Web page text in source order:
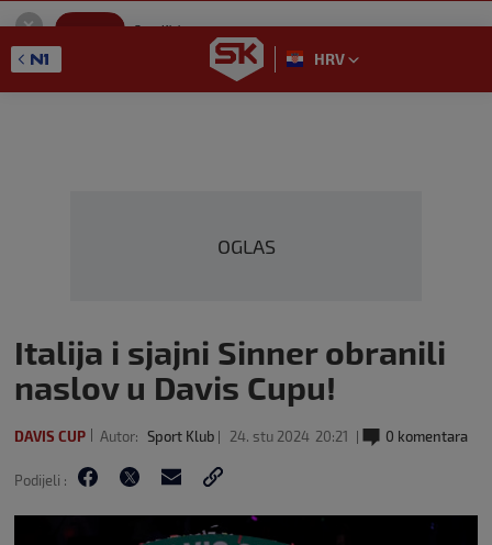
SportKlub
GET - On the Google Play
HRV
OGLAS
Italija i sjajni Sinner obranili
naslov u Davis Cupu!
DAVIS CUP Autor: Sport Klub 24. stu 2024 20:21 0 komentara
Podijeli :